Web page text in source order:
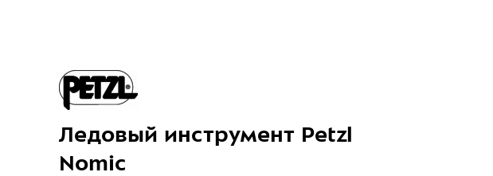
Ледовый инструмент Petzl
Nomic